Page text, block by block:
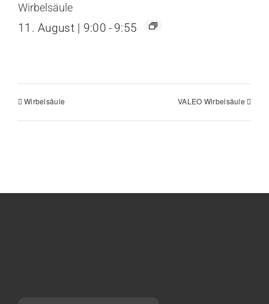
Wirbelsäule
11. August | 9:00 - 9:55
Wirbelsäule VALEO Wirbelsäule